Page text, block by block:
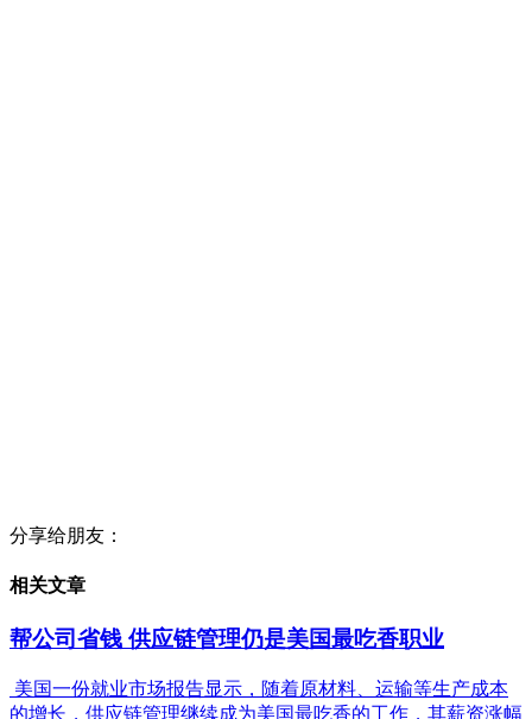
分享给朋友：
相关文章
帮公司省钱 供应链管理仍是美国最吃香职业
美国一份就业市场报告显示，随着原材料、运输等生产成本
的增长，供应链管理继续成为美国最吃香的工作，其薪资涨幅